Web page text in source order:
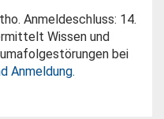
Anmeldeschluss: 14.
Wissen und
bei
Anmeldung.